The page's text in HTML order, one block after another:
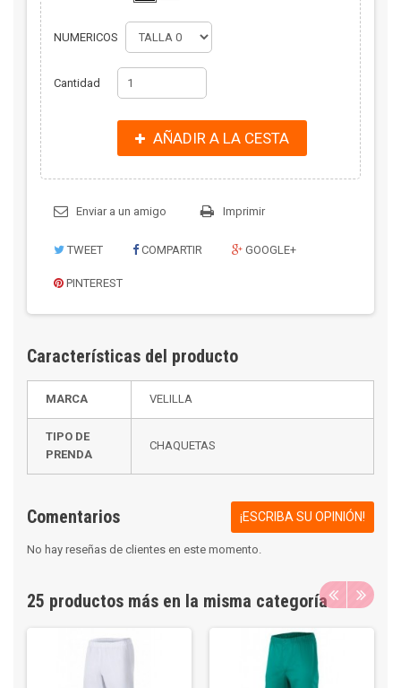
NUMERICOS
Cantidad
AÑADIR A LA CESTA
Enviar a un amigo Imprimir
TWEET COMPARTIR GOOGLE+
PINTEREST
Características del producto
MARCA VELILLA
TIPO DE
PRENDA
CHAQUETAS
Comentarios ¡ESCRIBA SU OPINIÓN!
No hay reseñas de clientes en este momento.
25 productos más en la misma categoría